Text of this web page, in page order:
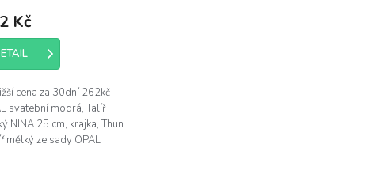
Kč
cena za 30dní 262kč
svatební modrá, Talíř
NINA 25 cm, krajka, Thun
mělký ze sady OPAL